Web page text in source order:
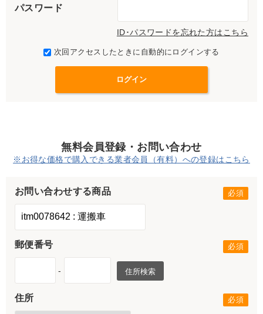
パスワード
ID･パスワードを忘れた方はこちら
次回アクセスしたときに自動的にログインする
無料会員登録・お問い合わせ
※お得な価格で購入できる業者会員（有料）への登録はこちら
お問い合わせする商品
郵便番号
- 住所検索
住所